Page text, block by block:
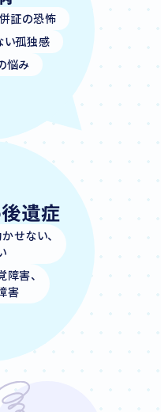
証の恐怖
い孤独感
悩み
後遺症
せない、
障害、
害